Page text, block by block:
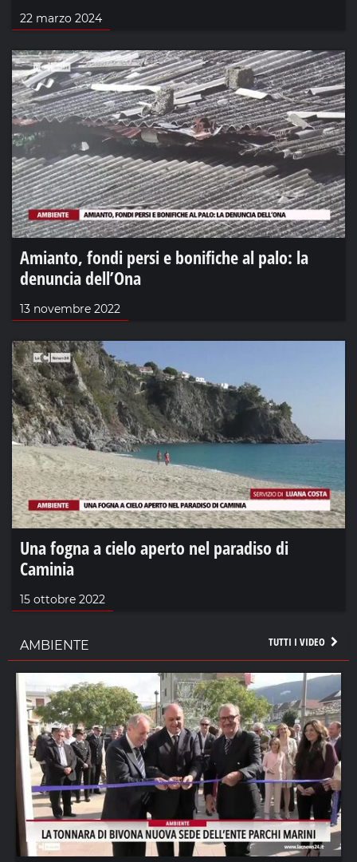
22 marzo 2024
Amianto, fondi persi e bonifiche al palo: la
denuncia dell’Ona
13 novembre 2022
Una fogna a cielo aperto nel paradiso di
Caminia
15 ottobre 2022
TUTTI I VIDEO
AMBIENTE